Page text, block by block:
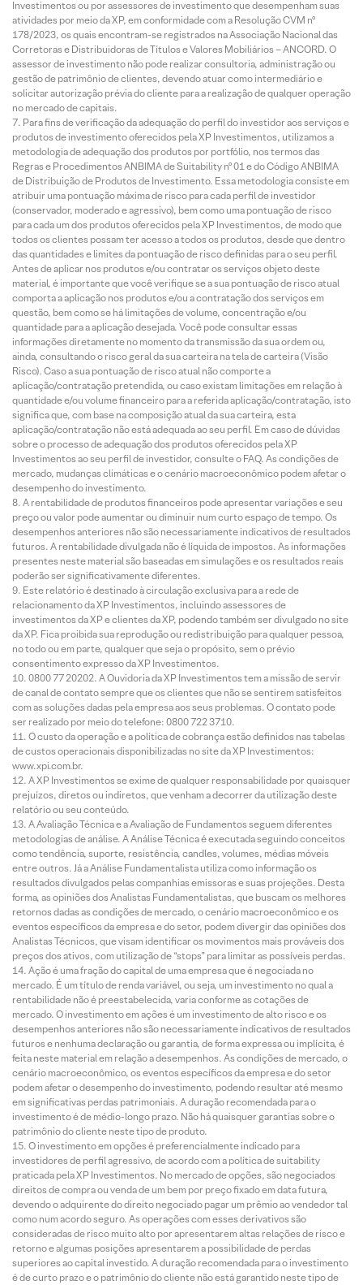
Investimentos ou por assessores de investimento que desempenham suas
atividades por meio da XP, em conformidade com a Resolução CVM nº
178/2023, os quais encontram-se registrados na Associação Nacional das
Corretoras e Distribuidoras de Títulos e Valores Mobiliários – ANCORD. O
assessor de investimento não pode realizar consultoria, administração ou
gestão de patrimônio de clientes, devendo atuar como intermediário e
solicitar autorização prévia do cliente para a realização de qualquer operação
no mercado de capitais.
Para fins de verificação da adequação do perfil do investidor aos serviços e
produtos de investimento oferecidos pela XP Investimentos, utilizamos a
metodologia de adequação dos produtos por portfólio, nos termos das
Regras e Procedimentos ANBIMA de Suitability nº 01 e do Código ANBIMA
de Distribuição de Produtos de Investimento. Essa metodologia consiste em
atribuir uma pontuação máxima de risco para cada perfil de investidor
(conservador, moderado e agressivo), bem como uma pontuação de risco
para cada um dos produtos oferecidos pela XP Investimentos, de modo que
todos os clientes possam ter acesso a todos os produtos, desde que dentro
das quantidades e limites da pontuação de risco definidas para o seu perfil.
Antes de aplicar nos produtos e/ou contratar os serviços objeto deste
material, é importante que você verifique se a sua pontuação de risco atual
comporta a aplicação nos produtos e/ou a contratação dos serviços em
questão, bem como se há limitações de volume, concentração e/ou
quantidade para a aplicação desejada. Você pode consultar essas
informações diretamente no momento da transmissão da sua ordem ou,
ainda, consultando o risco geral da sua carteira na tela de carteira (Visão
Risco). Caso a sua pontuação de risco atual não comporte a
aplicação/contratação pretendida, ou caso existam limitações em relação à
quantidade e/ou volume financeiro para a referida aplicação/contratação, isto
significa que, com base na composição atual da sua carteira, esta
aplicação/contratação não está adequada ao seu perfil. Em caso de dúvidas
sobre o processo de adequação dos produtos oferecidos pela XP
Investimentos ao seu perfil de investidor, consulte o FAQ. As condições de
mercado, mudanças climáticas e o cenário macroeconômico podem afetar o
desempenho do investimento.
A rentabilidade de produtos financeiros pode apresentar variações e seu
preço ou valor pode aumentar ou diminuir num curto espaço de tempo. Os
desempenhos anteriores não são necessariamente indicativos de resultados
futuros. A rentabilidade divulgada não é líquida de impostos. As informações
presentes neste material são baseadas em simulações e os resultados reais
poderão ser significativamente diferentes.
Este relatório é destinado à circulação exclusiva para a rede de
relacionamento da XP Investimentos, incluindo assessores de
investimentos da XP e clientes da XP, podendo também ser divulgado no site
da XP. Fica proibida sua reprodução ou redistribuição para qualquer pessoa,
no todo ou em parte, qualquer que seja o propósito, sem o prévio
consentimento expresso da XP Investimentos.
0800 77 20202. A Ouvidoria da XP Investimentos tem a missão de servir
de canal de contato sempre que os clientes que não se sentirem satisfeitos
com as soluções dadas pela empresa aos seus problemas. O contato pode
ser realizado por meio do telefone: 0800 722 3710.
O custo da operação e a política de cobrança estão definidos nas tabelas
de custos operacionais disponibilizadas no site da XP Investimentos:
www.xpi.com.br.
A XP Investimentos se exime de qualquer responsabilidade por quaisquer
prejuízos, diretos ou indiretos, que venham a decorrer da utilização deste
relatório ou seu conteúdo.
A Avaliação Técnica e a Avaliação de Fundamentos seguem diferentes
metodologias de análise. A Análise Técnica é executada seguindo conceitos
como tendência, suporte, resistência, candles, volumes, médias móveis
entre outros. Já a Análise Fundamentalista utiliza como informação os
resultados divulgados pelas companhias emissoras e suas projeções. Desta
forma, as opiniões dos Analistas Fundamentalistas, que buscam os melhores
retornos dadas as condições de mercado, o cenário macroeconômico e os
eventos específicos da empresa e do setor, podem divergir das opiniões dos
Analistas Técnicos, que visam identificar os movimentos mais prováveis dos
preços dos ativos, com utilização de “stops” para limitar as possíveis perdas.
Ação é uma fração do capital de uma empresa que é negociada no
mercado. É um título de renda variável, ou seja, um investimento no qual a
rentabilidade não é preestabelecida, varia conforme as cotações de
mercado. O investimento em ações é um investimento de alto risco e os
desempenhos anteriores não são necessariamente indicativos de resultados
futuros e nenhuma declaração ou garantia, de forma expressa ou implícita, é
feita neste material em relação a desempenhos. As condições de mercado, o
cenário macroeconômico, os eventos específicos da empresa e do setor
podem afetar o desempenho do investimento, podendo resultar até mesmo
em significativas perdas patrimoniais. A duração recomendada para o
investimento é de médio-longo prazo. Não há quaisquer garantias sobre o
patrimônio do cliente neste tipo de produto.
O investimento em opções é preferencialmente indicado para
investidores de perfil agressivo, de acordo com a política de suitability
praticada pela XP Investimentos. No mercado de opções, são negociados
direitos de compra ou venda de um bem por preço fixado em data futura,
devendo o adquirente do direito negociado pagar um prêmio ao vendedor tal
como num acordo seguro. As operações com esses derivativos são
consideradas de risco muito alto por apresentarem altas relações de risco e
retorno e algumas posições apresentarem a possibilidade de perdas
superiores ao capital investido. A duração recomendada para o investimento
é de curto prazo e o patrimônio do cliente não está garantido neste tipo de